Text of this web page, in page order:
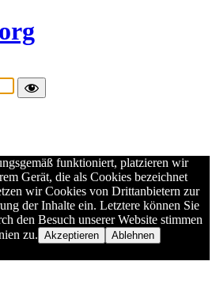
funktioniert, platzieren wir
Gerät, die als Cookies bezeichnet
wir Cookies von Drittanbietern zur
der Inhalte ein. Letztere können Sie
den Besuch unserer Website stimmen
zu. Akzeptieren
Ablehnen